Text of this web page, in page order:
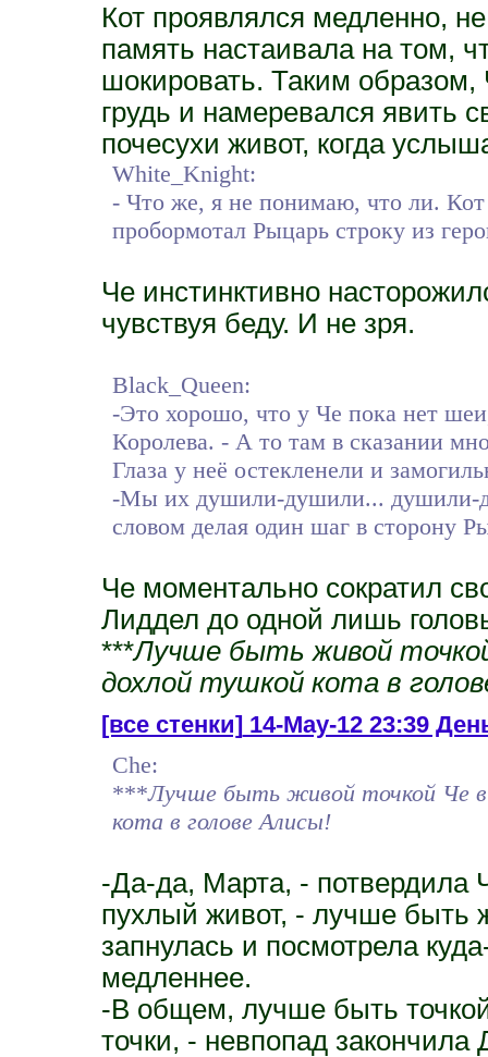
Кот проявлялся медленно,
память настаивала на том,
шокировать. Таким
грудь и намеревался явить
почесухи живот, когда
White_Knight:
- Что же, я не понимаю, что ли.
пробормотал Рыцарь строку из
Че инстинктивно
чувствуя беду. И не зря.
Black_Queen:
-Это хорошо, что у Че пока нет
Королева. - А то там в сказании
Глаза у неё остекленели и
-Мы их душили-душили... душили-
словом делая один шаг в сторону
Че моментально сократил
Лиддел до одной лишь
***Лучше быть живой
дохлой тушкой кота в
[все стенки]14-May-12 23:39
Che:
***Лучше быть живой точкой Че в
кота в голове Алисы!
-Да-да, Марта, -
пухлый живот, - лучше быть
запнулась и посмотрела
медленнее.
-В общем, лучше быть
точки, - невпопад закончила